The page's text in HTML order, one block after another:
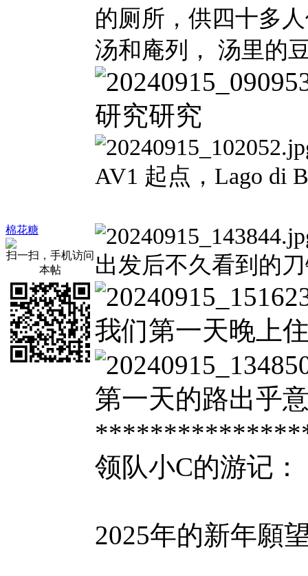
棉花糖
扫一扫，手机访问
本帖
的厕所，供四十多
汤和庵列， 汤里的
研究研究
AV1 起点，Lago di
出发后不久看到的
我们第一天晚上
第一天的路出乎
领队小C的游记：
2025年的新年願